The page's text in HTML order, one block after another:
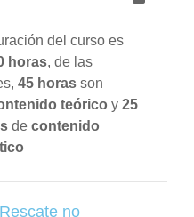
del curso es
horas, de las
45 horasson
teórico y 25
de contenido
no